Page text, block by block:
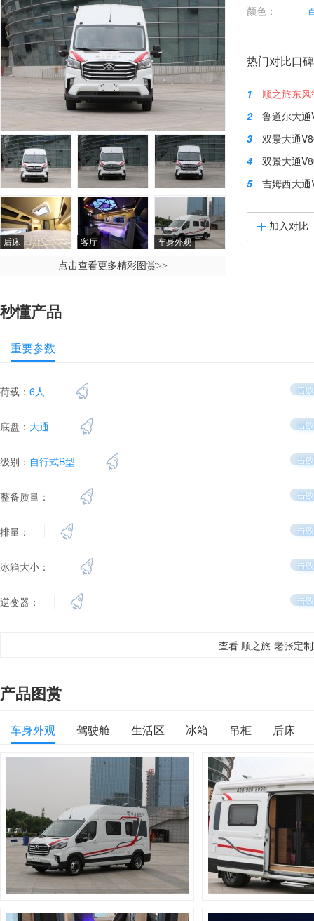
后床 客厅 车身外观
点击查看更多精彩图赏>>
颜色：
热门对比口
1
顺之旅东风
2
鲁道尔大
3
双景大通
4
双景大通
5
吉姆西大通
加入对比
秒懂产品
重要参数
荷载： 6人 击
底盘： 大通 击
级别： 自行式B型 击
整备质量： 击
排量： 击
冰箱大小： 击
逆变器： 击
查看 顺之旅-老张定
产品图赏
车身外观 驾驶舱 生活区 冰箱 吊柜
后床
内部车顶
底部 控制面板